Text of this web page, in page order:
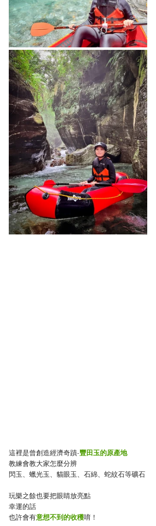
這裡是曾創造經濟奇蹟-豐田玉的原產地
教練會教大家怎麼分辨
閃玉、蠟光玉、貓眼玉、石綿、蛇紋石等礦石
玩樂之餘也要把眼睛放亮點
幸運的話
也許會有意想不到的收穫唷！